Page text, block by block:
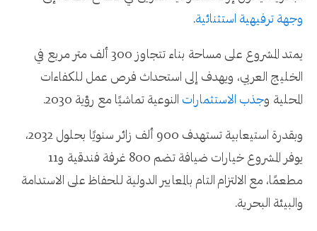
وجهة ترفيهية استثنائية.
يمتد المشروع على مساحة بناء تتجاوز 300 ألف متر مربع في
الخليج العربي، ويهدف إلى استحداث فرص عمل للكفاءات
المحلية وجذب الاستثمارات النوعية تماشيًا مع رؤية 2030.
وبقدرة استيعابية تستهدف 900 ألف زائر سنويًا بحلول 2032،
يوفر المشروع خيارات ضيافة تضم 800 غرفة فندقية و11
مطعمًا، مع الالتزام التام بالمعايير الدولية للحفاظ على الاستدامة
والبيئة البحرية.